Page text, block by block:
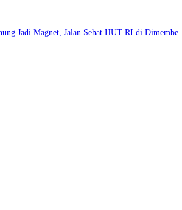
Jadi Magnet, Jalan Sehat HUT RI di Dimembe